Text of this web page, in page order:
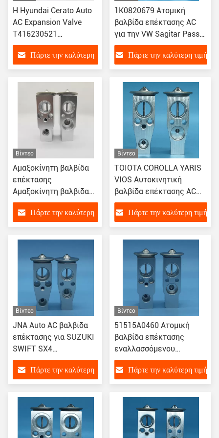
Η Hyundai Cerato Auto
AC Expansion Valve
T416230521
976262E100
F108CD4AA
976262D100 976262F
Πάρτε την καλύτερη
1K0820679 Ατομική
βαλβίδα επέκτασης AC
για την VW Sagitar Passat
Audi
Πάρτε την καλύτερη τιμή
Βίντεο
Αμαξοκίνητη βαλβίδα
επέκτασης
Αμαξοκίνητη βαλβίδα
επέκτασης AC για
MAZDA
KJ141GJ6E01/TX1066
Πάρτε την καλύτερη
Βίντεο
ΤΟΙΟΤΑ COROLLA YARIS
VIOS Αυτοκινητική
βαλβίδα επέκτασης AC
TW4475004700
885150D170 885150D240
Πάρτε την καλύτερη τιμή
Βίντεο
JNA Auto AC βαλβίδα
επέκτασης για SUZUKI
SWIFT SX4
T1029537MA
Πάρτε την καλύτερη
Βίντεο
51515A0460 Ατομική
βαλβίδα επέκτασης
εναλλασσόμενου
ρεύματος για την SUZUKI
SWIFTΠάρτε την καλύτερη τιμή